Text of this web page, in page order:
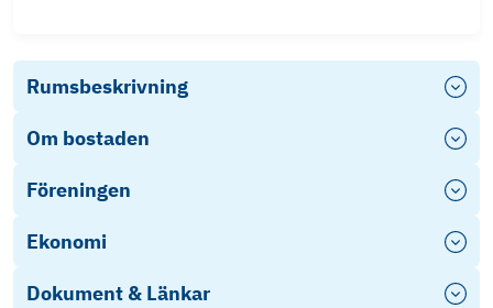
Rumsbeskrivning
Om bostaden
Föreningen
Ekonomi
Dokument & Länkar